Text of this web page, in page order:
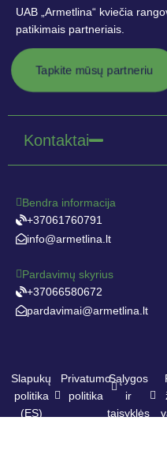
UAB „Armetlina“ kviečia
patikimais partneriais.
Tapkite mūsų partneriu
Kontaktai
Bendra informacija
+37061760791
info@armetlina.lt
Pardavimų skyrius
+37066580672
pardavimai@armetlina.lt
Slapukų
politika
(ES)
Privatumo
politika
Sąlygos
ir
taisyklės